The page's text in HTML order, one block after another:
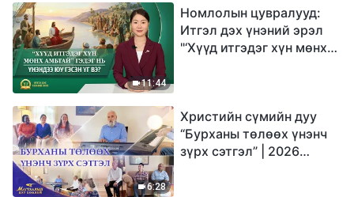
11:44
Номлолын цувралууд:
Итгэл дэх үнэний эрэл
"‘Хүүд итгэдэг хүн мөнх
6:28
Христийн сүмийн дуу
“Бурханы төлөөх үнэнч
зүрх сэтгэл” | 2026